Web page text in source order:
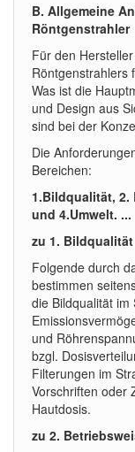
B. Allgemeine
Röntgenstrahler
Für den
Röntgenstrahlers
Was ist die
und Design aus
sind bei der
Die
Bereichen:
1.Bildqualität,
und 4.Umwelt. ...
zu 1. Bildqualität
Folgende durch
bestimmen
die Bildqualität
und
bzgl.
Filterungen im
Vorschriften oder
Hautdosis.
zu 2.